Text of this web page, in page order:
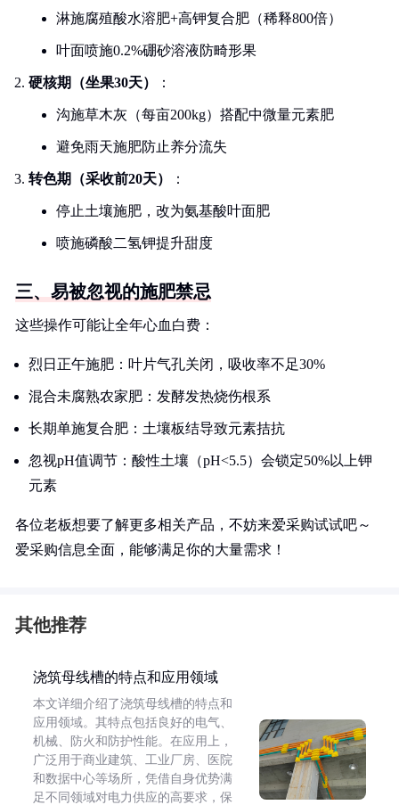
淋施腐殖酸水溶肥+高钾复合肥（稀释800倍）
叶面喷施0.2%硼砂溶液防畸形果
硬核期（坐果30天） ：
沟施草木灰（每亩200kg）搭配中微量元素肥
避免雨天施肥防止养分流失
转色期（采收前20天） ：
停止土壤施肥，改为氨基酸叶面肥
喷施磷酸二氢钾提升甜度
三、易被忽视的施肥禁忌
这些操作可能让全年心血白费：
烈日正午施肥：叶片气孔关闭，吸收率不足30%
混合未腐熟农家肥：发酵发热烧伤根系
长期单施复合肥：土壤板结导致元素拮抗
忽视pH值调节：酸性土壤（pH<5.5）会锁定50%以上钾
元素
各位老板想要了解更多相关产品，不妨来爱采购试试吧～
爱采购信息全面，能够满足你的大量需求！
其他推荐
浇筑母线槽的特点和应用领域
本文详细介绍了浇筑母线槽的特点和
应用领域。其特点包括良好的电气、
机械、防火和防护性能。在应用上，
广泛用于商业建筑、工业厂房、医院
和数据中心等场所，凭借自身优势满
足不同领域对电力供应的高要求，保